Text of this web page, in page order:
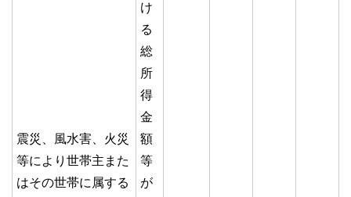
震災、風水害、火災
等により世帯主また
はその世帯に属する
け
る
総
所
得
金
額
等
が